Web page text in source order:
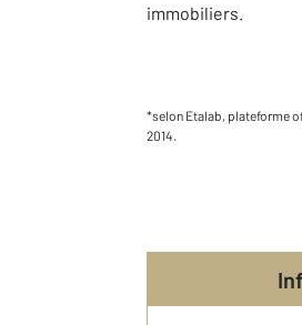
immobiliers.
*selon Etalab, plateforme
2014.